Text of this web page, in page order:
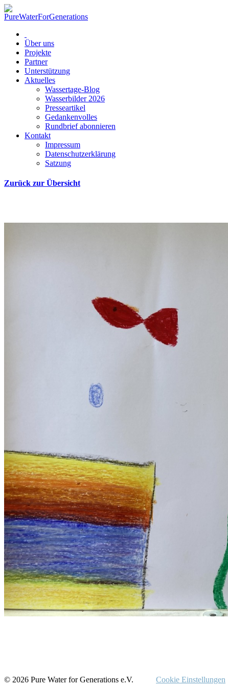
Über uns
Projekte
Partner
Unterstützung
Aktuelles
Wassertage-Blog
Wasserbilder 2026
Presseartikel
Gedankenvolles
Rundbrief abonnieren
Kontakt
Impressum
Datenschutzerklärung
Satzung
Zurück zur Übersicht
© 2026 Pure Water for Generations e.V. Cookie Einstellungen